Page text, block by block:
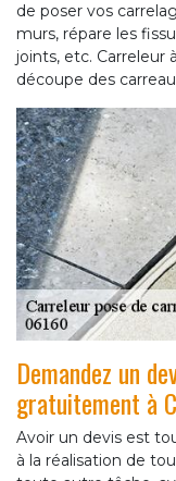
de poser vos
murs, répare les
joints, etc. Carreleur
découpe des
Demandez un
gratuitement à
Avoir un devis est
à la réalisation de